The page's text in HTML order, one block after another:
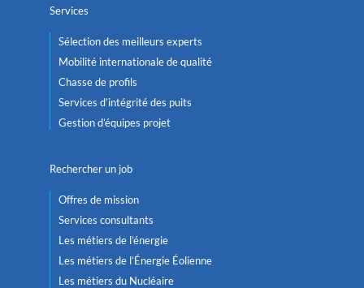
Services
Sélection des meilleurs experts
Mobilité internationale de qualité
Chasse de profils
Services d’intégrité des puits
Gestion d’équipes projet
Rechercher un job
Offres de mission
Services consultants
Les métiers de l’énergie
Les métiers de l’Énergie Éolienne
Les métiers du Nucléaire